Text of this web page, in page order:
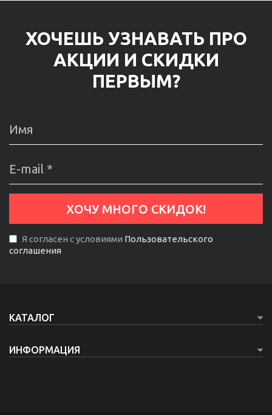
ХОЧЕШЬ УЗНАВАТЬ ПРО
АКЦИИ И СКИДКИ
ПЕРВЫМ?
Я согласен с условиями Пользовательского
соглашения
КАТАЛОГ
ИНФОРМАЦИЯ